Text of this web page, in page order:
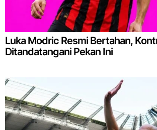
Luka Modric Resmi Bertahan,
Ditandatangani Pekan Ini